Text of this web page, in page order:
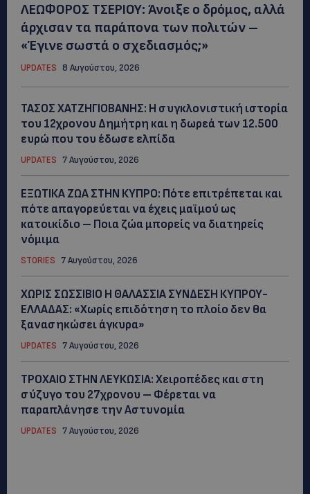
ΛΕΩΦΟΡΟΣ ΤΣΕΡΙΟΥ: Άνοιξε ο δρόμος, αλλά
άρχισαν τα παράπονα των πολιτών –
«Έγινε σωστά ο σχεδιασμός;»
UPDATES 8 Αυγούστου, 2026
ΤΑΣΟΣ ΧΑΤΖΗΓΙΟΒΑΝΗΣ: Η συγκλονιστική ιστορία
του 12χρονου Δημήτρη και η δωρεά των 12.500
ευρώ που του έδωσε ελπίδα
UPDATES 7 Αυγούστου, 2026
ΕΞΩΤΙΚΑ ΖΩΑ ΣΤΗΝ ΚΥΠΡΟ: Πότε επιτρέπεται και
πότε απαγορεύεται να έχεις μαϊμού ως
κατοικίδιο – Ποια ζώα μπορείς να διατηρείς
νόμιμα
STORIES 7 Αυγούστου, 2026
ΧΩΡΙΣ ΣΩΣΣΙΒΙΟ Η ΘΑΛΑΣΣΙΑ ΣΥΝΔΕΣΗ ΚΥΠΡΟΥ-
ΕΛΛΑΔΑΣ: «Χωρίς επιδότηση το πλοίο δεν θα
ξανασηκώσει άγκυρα»
UPDATES 7 Αυγούστου, 2026
ΤΡΟΧΑΙΟ ΣΤΗΝ ΛΕΥΚΩΣΙΑ: Χειροπέδες και στη
σύζυγο του 27χρονου – Φέρεται να
παραπλάνησε την Αστυνομία
UPDATES 7 Αυγούστου, 2026